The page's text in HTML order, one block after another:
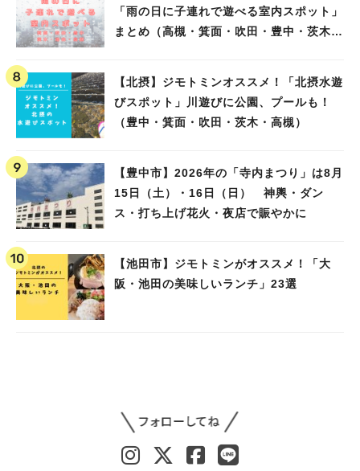
「雨の日に子連れで遊べる室内スポット」
まとめ（高槻・箕面・吹田・豊中・茨木・
【北摂】ジモトミンオススメ！「北摂水遊
びスポット」川遊びに公園、プールも！
（豊中・箕面・吹田・茨木・高槻）
【豊中市】2026年の「寺内まつり」は8月
15日（土）・16日（日） 神輿・ダン
ス・打ち上げ花火・夜店で賑やかに
【池田市】ジモトミンがオススメ！「大
阪・池田の美味しいランチ」23選